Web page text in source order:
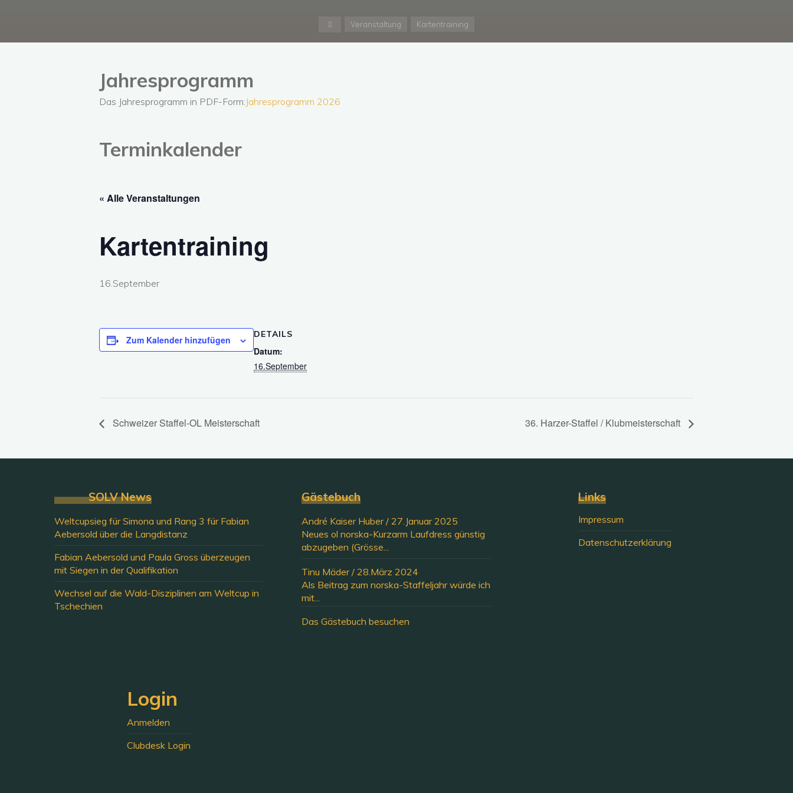
StartVeranstaltung Kartentraining
Jahresprogramm
Das Jahresprogramm in PDF-Form: Jahresprogramm 2026
Terminkalender
« Alle Veranstaltungen
Kartentraining
16.September
Zum Kalender hinzufügen DETAILS
Datum:
16.September
Schweizer Staffel-OL Meisterschaft 36. Harzer-Staffel / Klubmeisterschaft
SOLV News
Weltcupsieg für Simona und Rang 3 für Fabian
Aebersold über die Langdistanz
Fabian Aebersold und Paula Gross überzeugen
mit Siegen in der Qualifikation
Wechsel auf die Wald-Disziplinen am Weltcup in
Tschechien
Gästebuch
André Kaiser Huber/ 27.Januar 2025
Neues ol norska-Kurzarm Laufdress günstig
abzugeben (Grösse...
Tinu Mäder/ 28.März 2024
Als Beitrag zum norska-Staffeljahr würde ich
mit...
Das Gästebuch besuchen
Links
Impressum
Datenschutzerklärung
Login
Anmelden
Clubdesk Login